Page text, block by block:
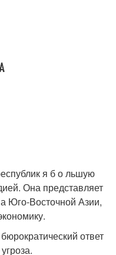
я б о льшую
Она представляет
Юго-Восточной Азии,
ответ